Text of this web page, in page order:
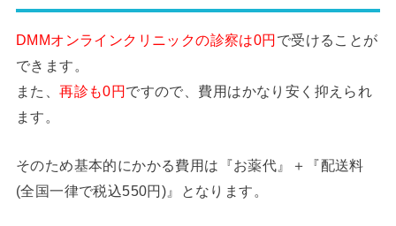
DMMオンラインクリニックの診察は0円で受けることが
できます。
また、再診も0円ですので、費用はかなり安く抑えられ
ます。
そのため基本的にかかる費用は『お薬代』＋『配送料
(全国一律で税込550円)』となります。